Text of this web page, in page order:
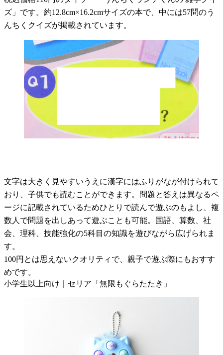
ズ」です。約12.8cm×16.2cmサイズの本で、中には57問のう
んちくクイズが掲載されています。
文字は大きく見やすいうえに漢字にはふりがなが付けられて
おり、子供でも読むことができます。問題と答えは異なるペ
ージに記載されているためひとりで読んで遊ぶのもよし、複
数人で問題を出しあって遊ぶことも可能。国語、算数、社
会、理科、技能強化の5科目の知識を遊びながら広げられま
す。
100円とは思えないクオリティで、親子で遊ぶ際にもおすす
めです。
小学生以上向け｜セリア「無限もぐらたたき」